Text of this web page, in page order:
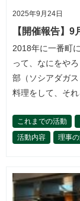
2025年9月24日
【開催報告】
2018年に一番町
って、なにをや
部（ソシアダガ
料理をして、そ
これまでの活動
活動内容
理事